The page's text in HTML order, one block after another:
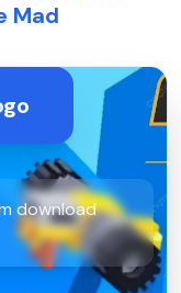
Mad
download